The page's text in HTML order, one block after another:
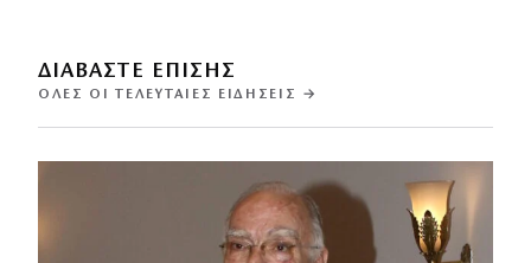
ΔΙΑΒΑΣΤΕ ΕΠΙΣΗΣ
ΌΛΕΣ ΟΙ ΤΕΛΕΥΤΑΊΕΣ ΕΙΔΉΣΕΙΣ →